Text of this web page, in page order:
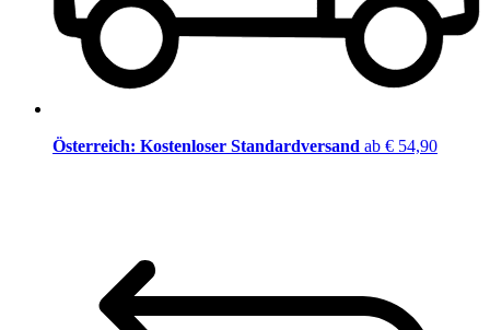
Österreich: Kostenloser Standardversand ab € 54,90